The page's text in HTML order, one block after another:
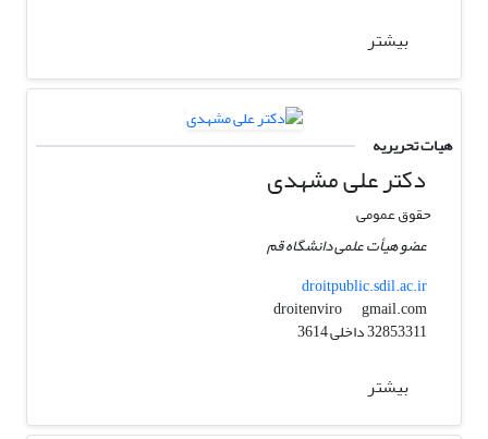
بیشتر
هیات تحریریه
دکتر علی مشهدی
حقوق عمومی
عضو هیأت علمی دانشگاه قم
droitpublic.sdil.ac.ir
droitenviro
gmail.com
بیشتر